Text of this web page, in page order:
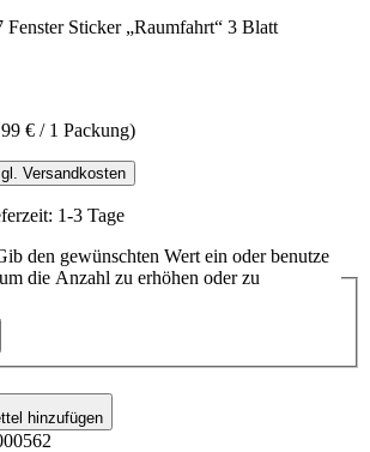
€ / 1 Packung)
Versandkosten
1-3 Tage
den gewünschten Wert ein oder benutze
die Anzahl zu erhöhen oder zu
hinzufügen